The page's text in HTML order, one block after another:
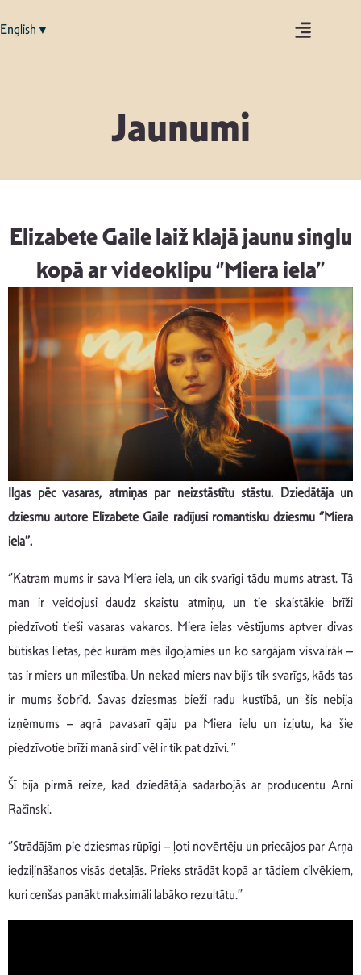
English▼
Jaunumi
Elizabete Gaile laiž klajā jaunu singlu
kopā ar videoklipu ‘’Miera iela’’
Ilgas pēc vasaras, atmiņas par neizstāstītu stāstu. Dziedātāja un
dziesmu autore Elizabete Gaile radījusi romantisku dziesmu ‘’Miera
iela’’.
‘’Katram mums ir sava Miera iela, un cik svarīgi tādu mums atrast. Tā
man ir veidojusi daudz skaistu atmiņu, un tie skaistākie brīži
piedzīvoti tieši vasaras vakaros. Miera ielas vēstījums aptver divas
būtiskas lietas, pēc kurām mēs ilgojamies un ko sargājam visvairāk –
tas ir miers un mīlestība. Un nekad miers nav bijis tik svarīgs, kāds tas
ir mums šobrīd. Savas dziesmas bieži radu kustībā, un šis nebija
izņēmums – agrā pavasarī gāju pa Miera ielu un izjutu, ka šie
piedzīvotie brīži manā sirdī vēl ir tik pat dzīvi. ’’
Šī bija pirmā reize, kad dziedātāja sadarbojās ar producentu Arni
Račinski.
‘’Strādājām pie dziesmas rūpīgi – ļoti novērtēju un priecājos par Arņa
iedziļināšanos visās detaļās. Prieks strādāt kopā ar tādiem cilvēkiem,
kuri cenšas panākt maksimāli labāko rezultātu.’’